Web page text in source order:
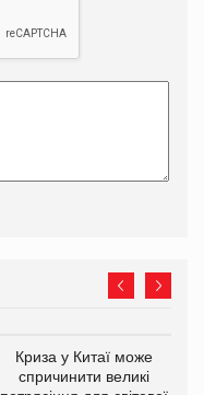
Криза у Китаї може
спричинити великі